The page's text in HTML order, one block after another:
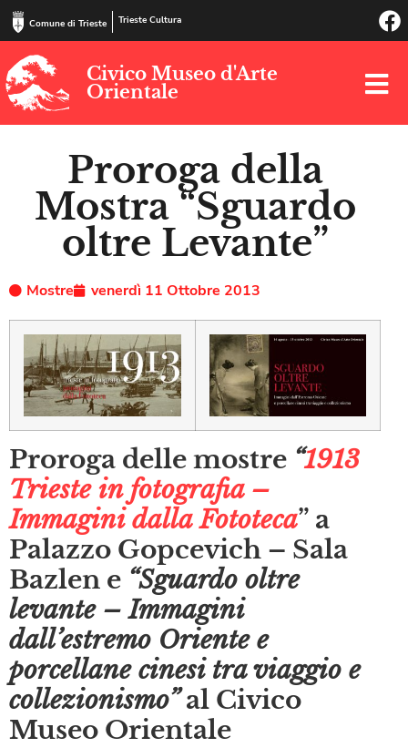
Comune di Trieste Trieste Cultura
Civico Museo d'Arte
Orientale
Proroga della
Mostra “Sguardo
oltre Levante”
Mostre venerdì 11 Ottobre 2013
Proroga delle mostre “1913
Trieste in fotografia –
Immagini dalla Fototeca” a
Palazzo Gopcevich – Sala
Bazlen e “Sguardo oltre
levante– Immagini
dall’estremo Oriente e
porcellane cinesi tra viaggio e
collezionismo”al Civico
Museo Orientale